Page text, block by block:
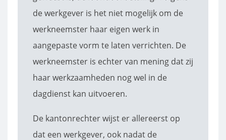
de werkgever is het niet mogelijk om de
werkneemster haar eigen werk in
aangepaste vorm te laten verrichten. De
werkneemster is echter van mening dat zij
haar werkzaamheden nog wel in de
dagdienst kan uitvoeren.
De kantonrechter wijst er allereerst op
dat een werkgever, ook nadat de